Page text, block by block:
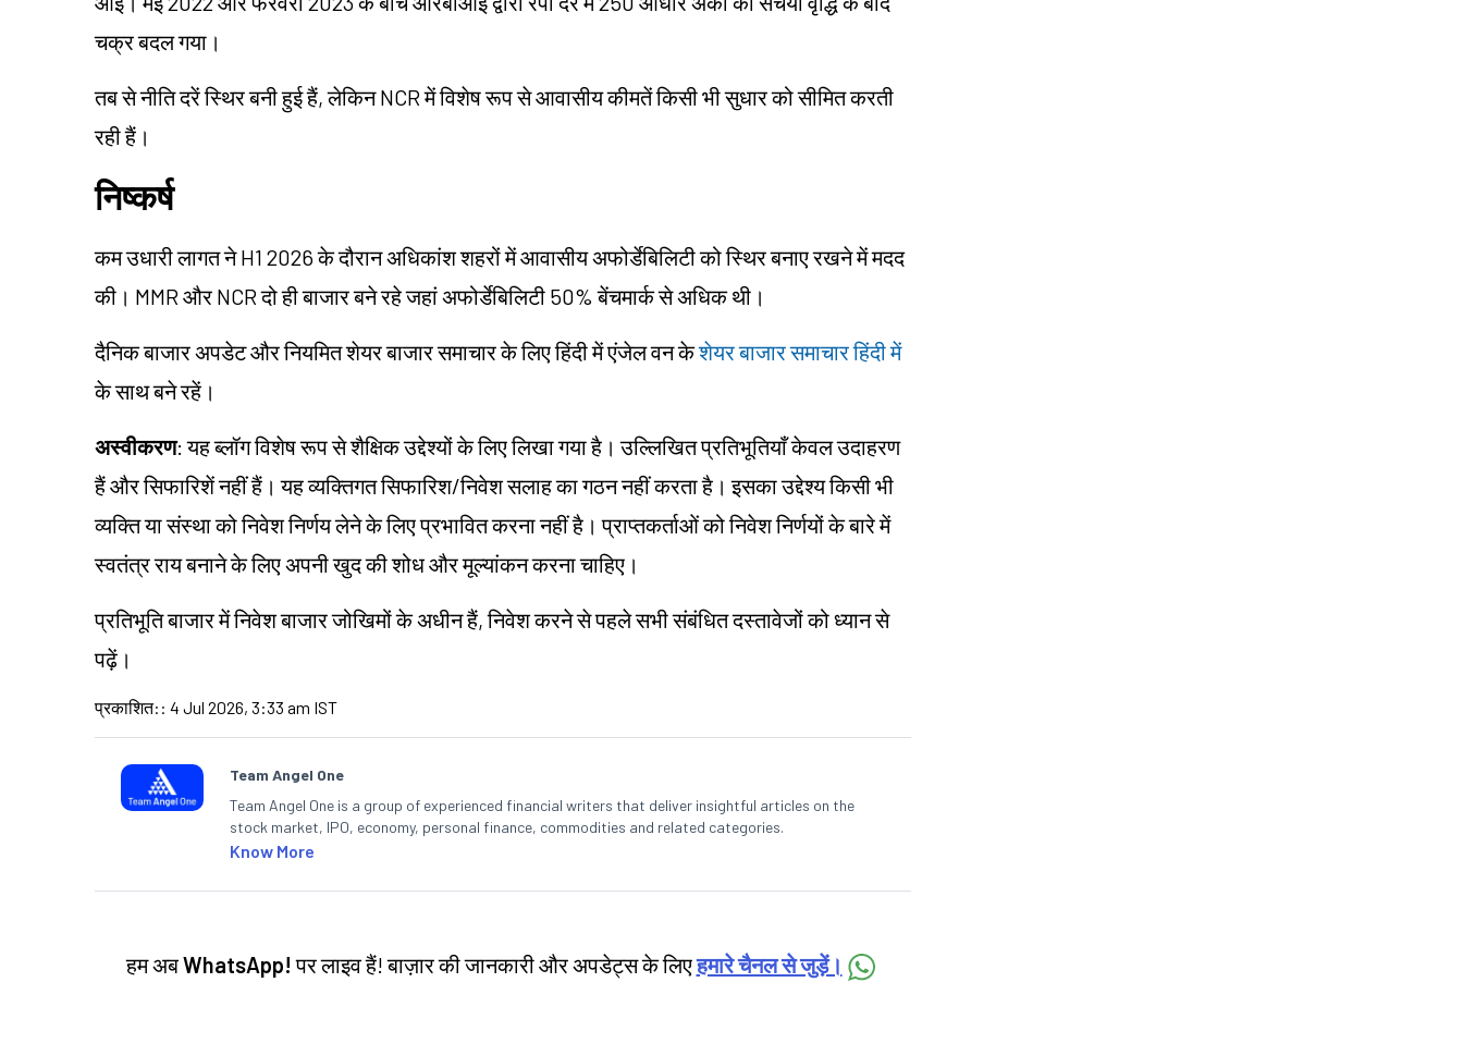
चक्र बदल गया।
तब से नीति दरें स्थिर बनी हुई हैं, लेकिन NCR में विशेष रूप से आवासीय कीमतें किसी भी सुधार को सीमित करती
रही हैं।
निष्कर्ष
कम उधारी लागत ने H1 2026 के दौरान अधिकांश शहरों में आवासीय अफोर्डेबिलिटी को स्थिर बनाए रखने में मदद
की। MMR और NCR दो ही बाजार बने रहे जहां अफोर्डेबिलिटी 50% बेंचमार्क से अधिक थी।
दैनिक बाजार अपडेट और नियमित शेयर बाजार समाचार के लिए हिंदी में एंजेल वन केशेयर बाजार समाचार हिंदी में
के साथ बने रहें।
अस्वीकरण: यह ब्लॉग विशेष रूप से शैक्षिक उद्देश्यों के लिए लिखा गया है। उल्लिखित प्रतिभूतियाँ केवल उदाहरण
हैं और सिफारिशें नहीं हैं। यह व्यक्तिगत सिफारिश/निवेश सलाह का गठन नहीं करता है। इसका उद्देश्य किसी भी
व्यक्ति या संस्था को निवेश निर्णय लेने के लिए प्रभावित करना नहीं है। प्राप्तकर्ताओं को निवेश निर्णयों के बारे में
स्वतंत्र राय बनाने के लिए अपनी खुद की शोध और मूल्यांकन करना चाहिए।
प्रतिभूति बाजार में निवेश बाजार जोखिमों के अधीन हैं, निवेश करने से पहले सभी संबंधित दस्तावेजों को ध्यान से
पढ़ें।
प्रकाशित: : 4 Jul 2026, 3:33 am IST
Team Angel One
Team Angel One is a group of experienced financial writers that deliver insightful articles on the
stock market, IPO, economy, personal finance, commodities and related categories.
Know More
हम अबWhatsApp! पर लाइव हैं! बाज़ार की जानकारी और अपडेट्स के लिएहमारे चैनल से जुड़ें।